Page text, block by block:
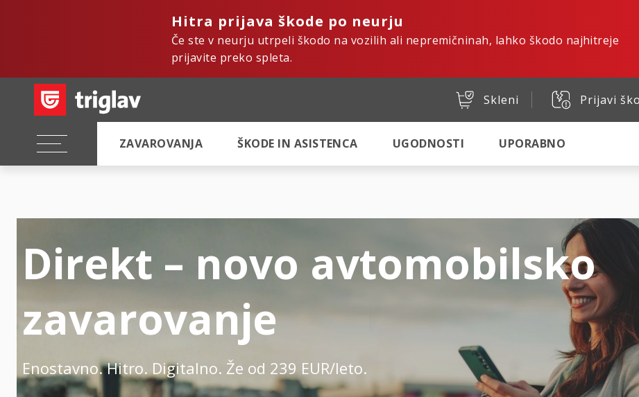
Hitra prijava škode po neurju
Če ste v neurju utrpeli škodo na vozilih ali nepremičninah, lahko škodo najhitreje
prijavite preko spleta.
Skleni Prijavi
ZAVAROVANJA ŠKODE IN ASISTENCA UGODNOSTI UPORABNO
Direkt – novo avtomobilsko
zavarovanje
Enostavno. Hitro. Digitalno. Že od 239 EUR/leto.